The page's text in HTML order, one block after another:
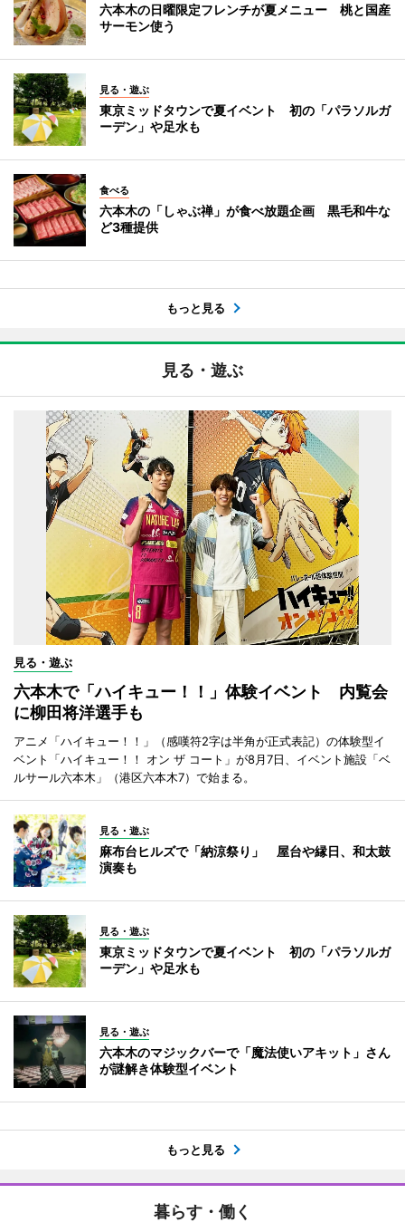
六本木の日曜限定フレンチが夏メニュー 桃と国産
サーモン使う
見る・遊ぶ
東京ミッドタウンで夏イベント 初の「パラソルガ
ーデン」や足水も
食べる
六本木の「しゃぶ禅」が食べ放題企画 黒毛和牛な
ど3種提供
もっと見る
見る・遊ぶ
見る・遊ぶ
六本木で「ハイキュー！！」体験イベント 内覧会
に柳田将洋選手も
アニメ「ハイキュー！！」（感嘆符2字は半角が正式表記）の体験型イ
ベント「ハイキュー！！ オン ザ コート」が8月7日、イベント施設「ベ
ルサール六本木」（港区六本木7）で始まる。
見る・遊ぶ
麻布台ヒルズで「納涼祭り」 屋台や縁日、和太鼓
演奏も
見る・遊ぶ
東京ミッドタウンで夏イベント 初の「パラソルガ
ーデン」や足水も
見る・遊ぶ
六本木のマジックバーで「魔法使いアキット」さん
が謎解き体験型イベント
もっと見る
暮らす・働く